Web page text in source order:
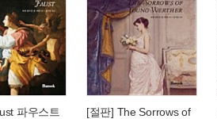
파우스트
[절판] The Sorrows of